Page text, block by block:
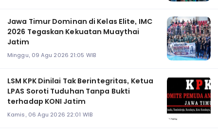
Jawa Timur Dominan di Kelas Elite, IMC
2026 Tegaskan Kekuatan Muaythai
Jatim
Minggu, 09 Agu 2026 21:05 WIB
LSM KPK Dinilai Tak Berintegritas, Ketua
LPAS Soroti Tuduhan Tanpa Bukti
terhadap KONI Jatim
Kamis, 06 Agu 2026 22:01 WIB